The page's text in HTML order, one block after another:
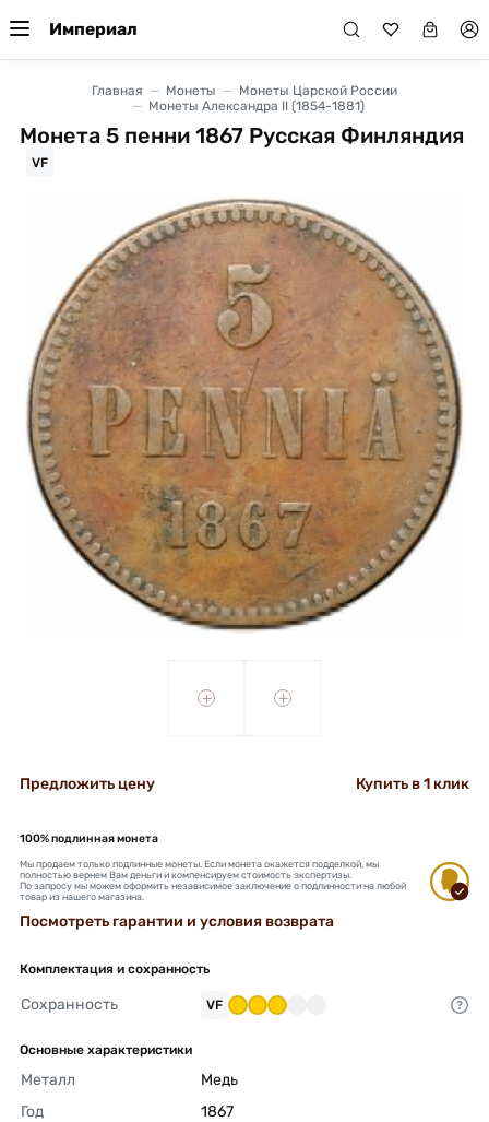
Империал
Главная Монеты
Монеты Царской России
Монеты Александра II (1854-1881)
Монета 5 пенни 1867 Русская Финляндия
VF
+ +
Предложить цену Купить в 1 клик
100% подлинная монета
Мы продаем только подлинные монеты. Если монета окажется подделкой, мы
полностью вернем Вам деньги и компенсируем стоимость экспертизы.
По запросу мы можем оформить независимое заключение о подлинности на любой
товар из нашего магазина.
Посмотреть гарантии и условия возврата
Комплектация и сохранность
Сохранность VF
Основные характеристики
Металл
Медь
Год
1867